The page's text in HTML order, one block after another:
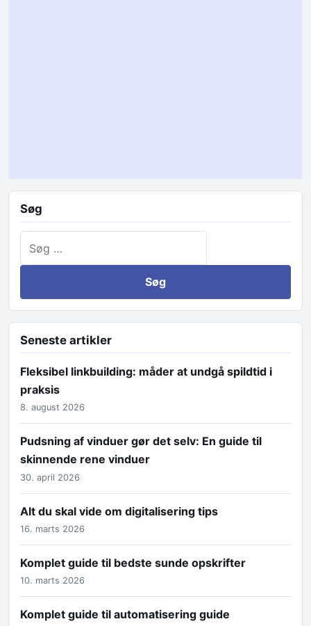
Søg
Seneste artikler
Fleksibel linkbuilding: måder at undgå spildtid i
praksis
8. august 2026
Pudsning af vinduer gør det selv: En guide til
skinnende rene vinduer
30. april 2026
Alt du skal vide om digitalisering tips
16. marts 2026
Komplet guide til bedste sunde opskrifter
10. marts 2026
Komplet guide til automatisering guide